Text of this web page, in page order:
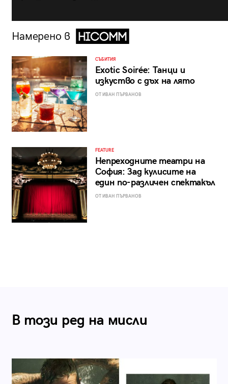
Намерено в
СЪБИТИЯ
Exotic Soirée: Танци и
изкуство с дъх на лято
ОТ ИВАН ПЪРВАНОВ
FEATURE
Непреходните театри на
София: Зад кулисите на
един по-различен спектакъл
ОТ ИВАН ПЪРВАНОВ
В този ред на мисли